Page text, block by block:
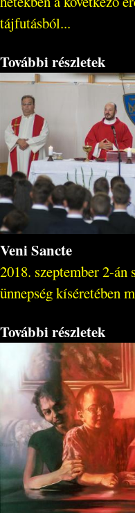
tájfutásból...
További részletek
Veni Sancte
2018. szeptember 2-án
ünnepség kíséretében
További részletek